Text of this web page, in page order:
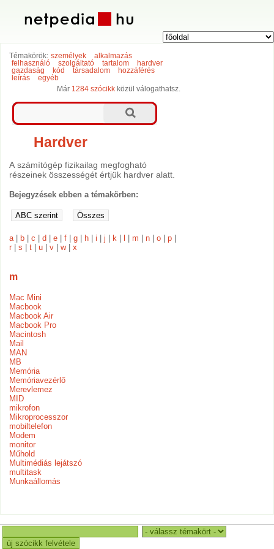
Témakörök: személyek
alkalmazás
felhasználó
szolgáltató tartalom
hardver
gazdaság
kód társadalom
hozzáférés
leírás
egyéb
Már 1284 szócikk közül válogathatsz.
Hardver
A számítógép fizikailag megfogható
részeinek összességét értjük hardver alatt.
Bejegyzések ebben a témakörben:
a| b |c |d |e |f |g h |i |j k |m |n |o |p
r |s |t |u |v |w|x
m
Mac Mini
Macbook
Macbook Air
Macbook Pro
Macintosh
Mail
MAN
MB
Memória
Memóriavezérlő
Merevlemez
MID
mikrofon
Mikroprocesszor
mobiltelefon
Modem
monitor
Műhold
Multimédiás lejátszó
multitask
Munkaállomás